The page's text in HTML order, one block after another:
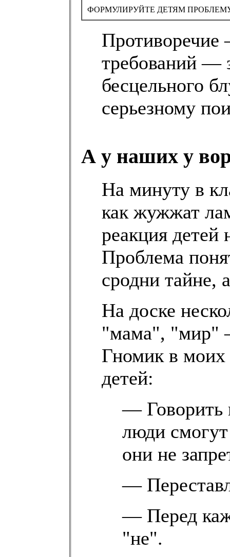
ФОРМУЛИРУЙТЕ ДЕТЯМ
требований —
бесцельного
серьезному
А у наших у
На минуту в
как жужжат
реакция детей
Проблема
сродни тайне,
На доске
"мама", "мир"
Гномик в моих
детей:
— Говорить
люди
они не
—
— Перед
"не".